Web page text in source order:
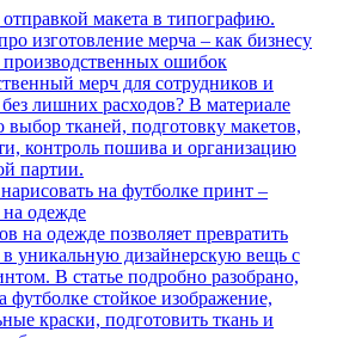
макета в типографию.
изготовление мерча – как бизнесу
производственных ошибок
мерч для сотрудников и
лишних расходов? В материале
выбор тканей, подготовку макетов,
контроль пошива и организацию
партии.
на футболке принт –
одежде
на одежде позволяет превратить
уникальную дизайнерскую вещь с
В статье подробно разобрано,
футболке стойкое изображение,
краски, подготовить ткань и